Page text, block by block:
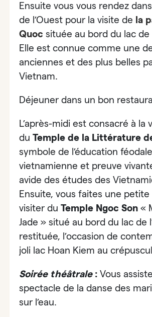
Ensuite vous vous rendez
de l’Ouest pour la visite de la
Quoc située au bord du lac de
Elle est connue comme une
anciennes et des plus belles
Vietnam.
Déjeuner dans un bon
L’après-midi est consacré à la
duTemple de la Littérature
symbole de l’éducation féodale
vietnamienne et preuve
avide des études des
Ensuite, vous faites une
visiter duTemple Ngoc Son «
Jade » situé au bord du lac de
restituée, l’occasion de
joli lac Hoan Kiem au
Soirée théâtrale: Vous
spectacle de la danse des
sur l’eau.